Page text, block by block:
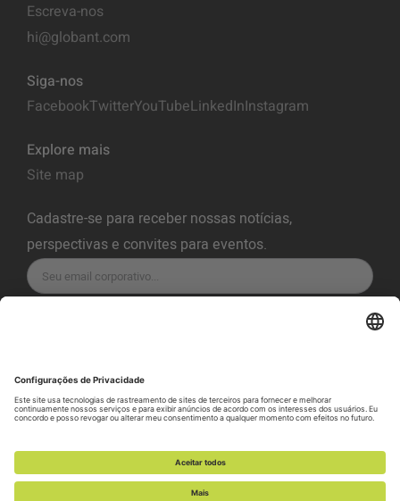
Escreva-nos
hi@globant.com
Siga-nos
FacebookTwitterYouTubeLinkedInInstagram
Explore mais
Site map
Cadastre-se para receber nossas notícias,
perspectivas e convites para eventos.
Política de Privacidade
Política de Cookies
Preferência de cookies